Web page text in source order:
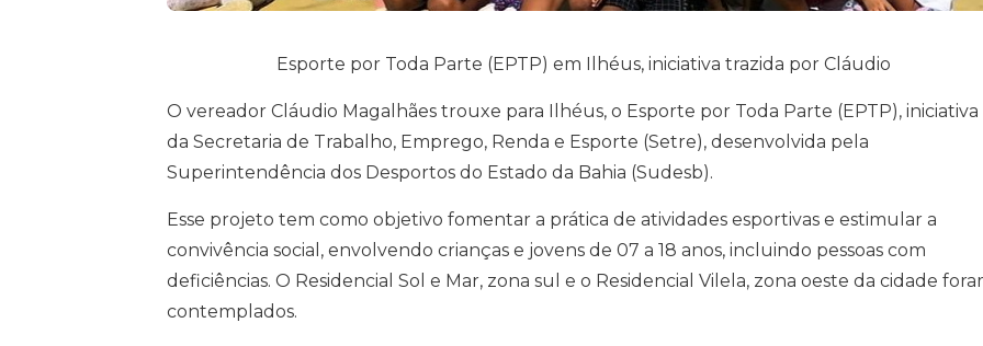
Esporte por Toda Parte (EPTP) em Ilhéus, iniciativa trazida por Cláudio
O vereador Cláudio Magalhães trouxe para Ilhéus, o Esporte por Toda Parte (EPTP), iniciativa
da Secretaria de Trabalho, Emprego, Renda e Esporte (Setre), desenvolvida pela
Superintendência dos Desportos do Estado da Bahia (Sudesb).
Esse projeto tem como objetivo fomentar a prática de atividades esportivas e estimular a
convivência social, envolvendo crianças e jovens de 07 a 18 anos, incluindo pessoas com
deficiências. O Residencial Sol e Mar, zona sul e o Residencial Vilela, zona oeste da cidade
contemplados.